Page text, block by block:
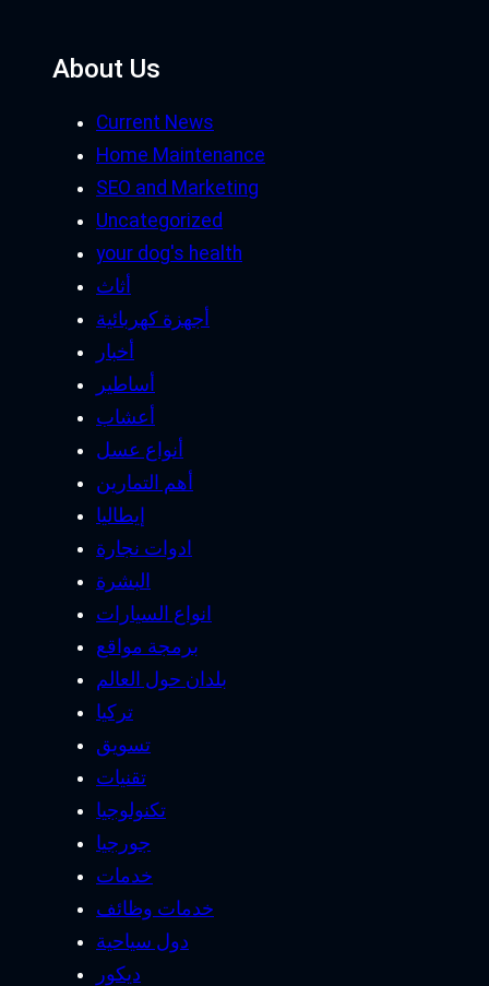
About Us
Current News
Home Maintenance
SEO and Marketing
Uncategorized
your dog's health
أثاث
أجهزة كهربائية
أخبار
أساطير
أعشاب
أنواع عسل
أهم التمارين
إيطاليا
ادوات نجارة
البشرة
انواع السيارات
برمجة مواقع
بلدان حول العالم
تركيا
تسويق
تقنيات
تكنولوجيا
جورجيا
خدمات
خدمات وظائف
دول سياحية
ديكور